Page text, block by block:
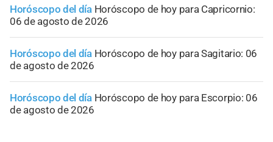
Horóscopo del día Horóscopo de hoy para Capricornio:
06 de agosto de 2026
Horóscopo del día Horóscopo de hoy para Sagitario: 06
de agosto de 2026
Horóscopo del día Horóscopo de hoy para Escorpio: 06
de agosto de 2026